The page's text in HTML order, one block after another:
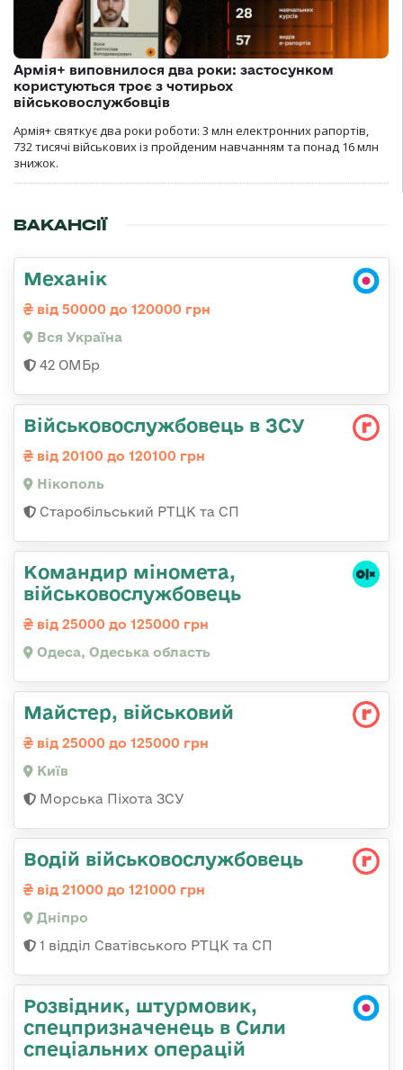
Армія+ виповнилося два роки: застосунком
користуються троє з чотирьох
військовослужбовців
Армія+ святкує два роки роботи: 3 млн електронних рапортів,
732 тисячі військових із пройденим навчанням та понад 16 млн
знижок.
ВАКАНСІЇ
Механік
від 50000 до 120000 грн
Вся Україна
42 ОМБр
Військовослужбовець в ЗСУ
від 20100 до 120100 грн
Нікополь
Старобільський РТЦК та СП
Командиp міномета,
військовослужбовець
від 25000 до 125000 грн
Одеса, Одеська область
Майстеp, військовий
від 25000 до 125000 грн
Київ
Морська Піхота ЗСУ
Водій військовослужбовець
від 21000 до 121000 грн
Дніпро
1 відділ Сватівського РТЦК та СП
Розвідник, штурмовик,
спецпризначенець в Сили
спеціальних операцій